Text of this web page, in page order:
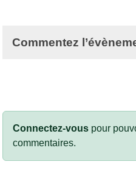
Commentez
Connectez-vous pour
commentaires.